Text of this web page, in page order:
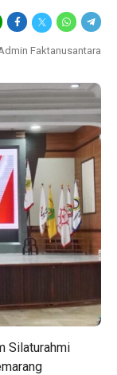
Faktanusantara
Silaturahmi